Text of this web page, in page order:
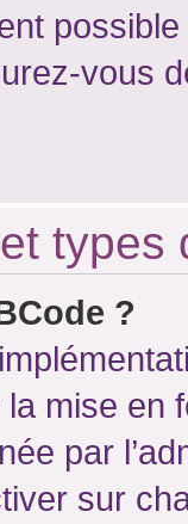
vous
types
?
mise en
par
sur